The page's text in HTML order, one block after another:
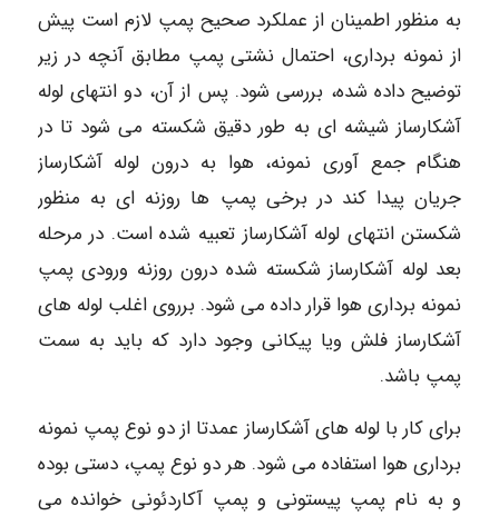
به منظور اطمینان از عملکرد صحیح پمپ لازم است پیش
از نمونه برداری، احتمال نشتی پمپ مطابق آنچه در زیر
توضیح داده شده، بررسی شود. پس از آن، دو انتهای لوله
آشکارساز شیشه ای به طور دقیق شکسته می شود تا در
هنگام جمع آوری نمونه، هوا به درون لوله آشکارساز
جریان پیدا کند در برخی پمپ ها روزنه ای به منظور
شکستن انتهای لوله آشکارساز تعبیه شده است. در مرحله
بعد لوله آشکارساز شکسته شده درون روزنه ورودی پمپ
نمونه برداری هوا قرار داده می شود. برروی اغلب لوله های
آشکارساز فلش ویا پیکانی وجود دارد که باید به سمت
پمپ باشد.
برای کار با لوله های آشکارساز عمدتا از دو نوع پمپ نمونه
برداری هوا استفاده می شود. هر دو نوع پمپ، دستی بوده
و به نام پمپ پیستونی و پمپ آکاردئونی خوانده می